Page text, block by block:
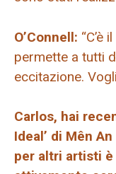
O’Connell: “C’è
permette a tutti
eccitazione.
Carlos, hai
Ideal’ di Mên
per altri artisti